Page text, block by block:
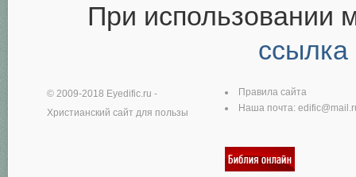
При использовании
ссылка
© 2009-2018 Eyedific.ru -
Христианский сайт для пользы
Правила сайта
Наша почта: